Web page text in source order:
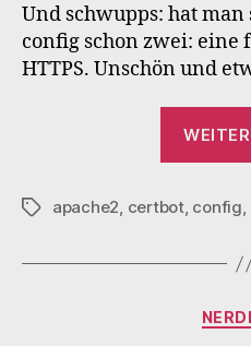
Und schwupps: hat
config schon zwei: eine
HTTPS. Unschön und
Schlagwörter
apache2, certbot, config,